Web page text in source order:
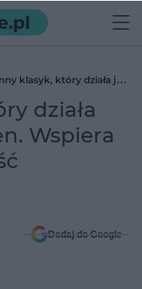
klasyk, który działa jak
działa
Wspiera
Dodaj do Google